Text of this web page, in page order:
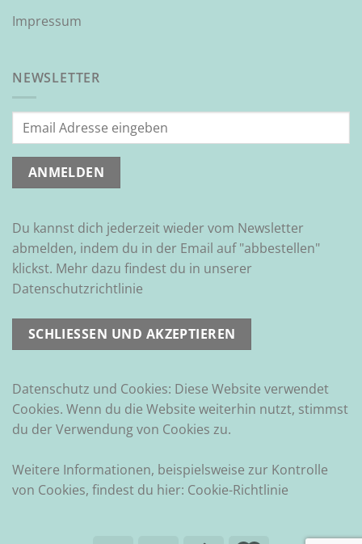
Impressum
NEWSLETTER
Du kannst dich jederzeit wieder vom Newsletter
abmelden, indem du in der Email auf "abbestellen"
klickst. Mehr dazu findest du in unserer
Datenschutzrichtlinie
Datenschutz und Cookies: Diese Website verwendet
Cookies. Wenn du die Website weiterhin nutzt, stimmst
du der Verwendung von Cookies zu.
Weitere Informationen, beispielsweise zur Kontrolle
von Cookies, findest du hier: Cookie-Richtlinie